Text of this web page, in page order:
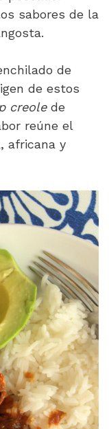
sabores de la
de
de estos
creolede
reúne el
africana y